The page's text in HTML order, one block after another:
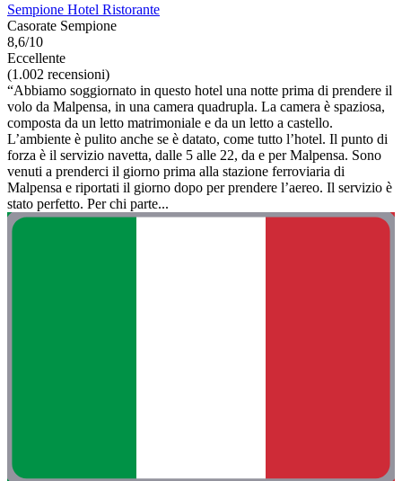
Sempione Hotel Ristorante
Casorate Sempione
8,6/10
Eccellente
(1.002 recensioni)
“Abbiamo soggiornato in questo hotel una notte prima di prendere il
volo da Malpensa, in una camera quadrupla. La camera è spaziosa,
composta da un letto matrimoniale e da un letto a castello.
L’ambiente è pulito anche se è datato, come tutto l’hotel. Il punto di
forza è il servizio navetta, dalle 5 alle 22, da e per Malpensa. Sono
venuti a prenderci il giorno prima alla stazione ferroviaria di
Malpensa e riportati il giorno dopo per prendere l’aereo. Il servizio è
stato perfetto. Per chi parte...